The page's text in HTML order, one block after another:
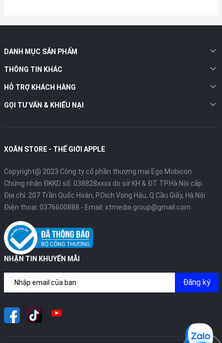
DANH MỤC SẢN PHẨM
THÔNG TIN KHÁC
HỖ TRỢ KHÁCH HÀNG
GỌI TƯ VẤN & KHIẾU NẠI
XOĂN STORE - THẾ GIỚI APPLE
Copyright@ 2023 Công ty cổ phần thương mại Ego Mobicon
Chứng nhận ĐKKD số: 038828xxxx do sở KH & ĐT TP.Hà Nội cấp
Địa chỉ: 207 Trần Quốc Hoàn, P.Dịch Vọng Hậu, Q.Cầu Giấy, Hà Nội
Điện thoại: 0376600888 - Email: xtmedia.group@gmail.com
NHẬN TIN KHUYẾN MÃI
Đăng ký